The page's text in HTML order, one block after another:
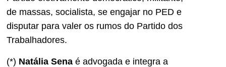
de massas, socialista, se engajar no PED e
disputar para valer os rumos do Partido dos
Trabalhadores.
(*) Natália Sena é advogada e integra a